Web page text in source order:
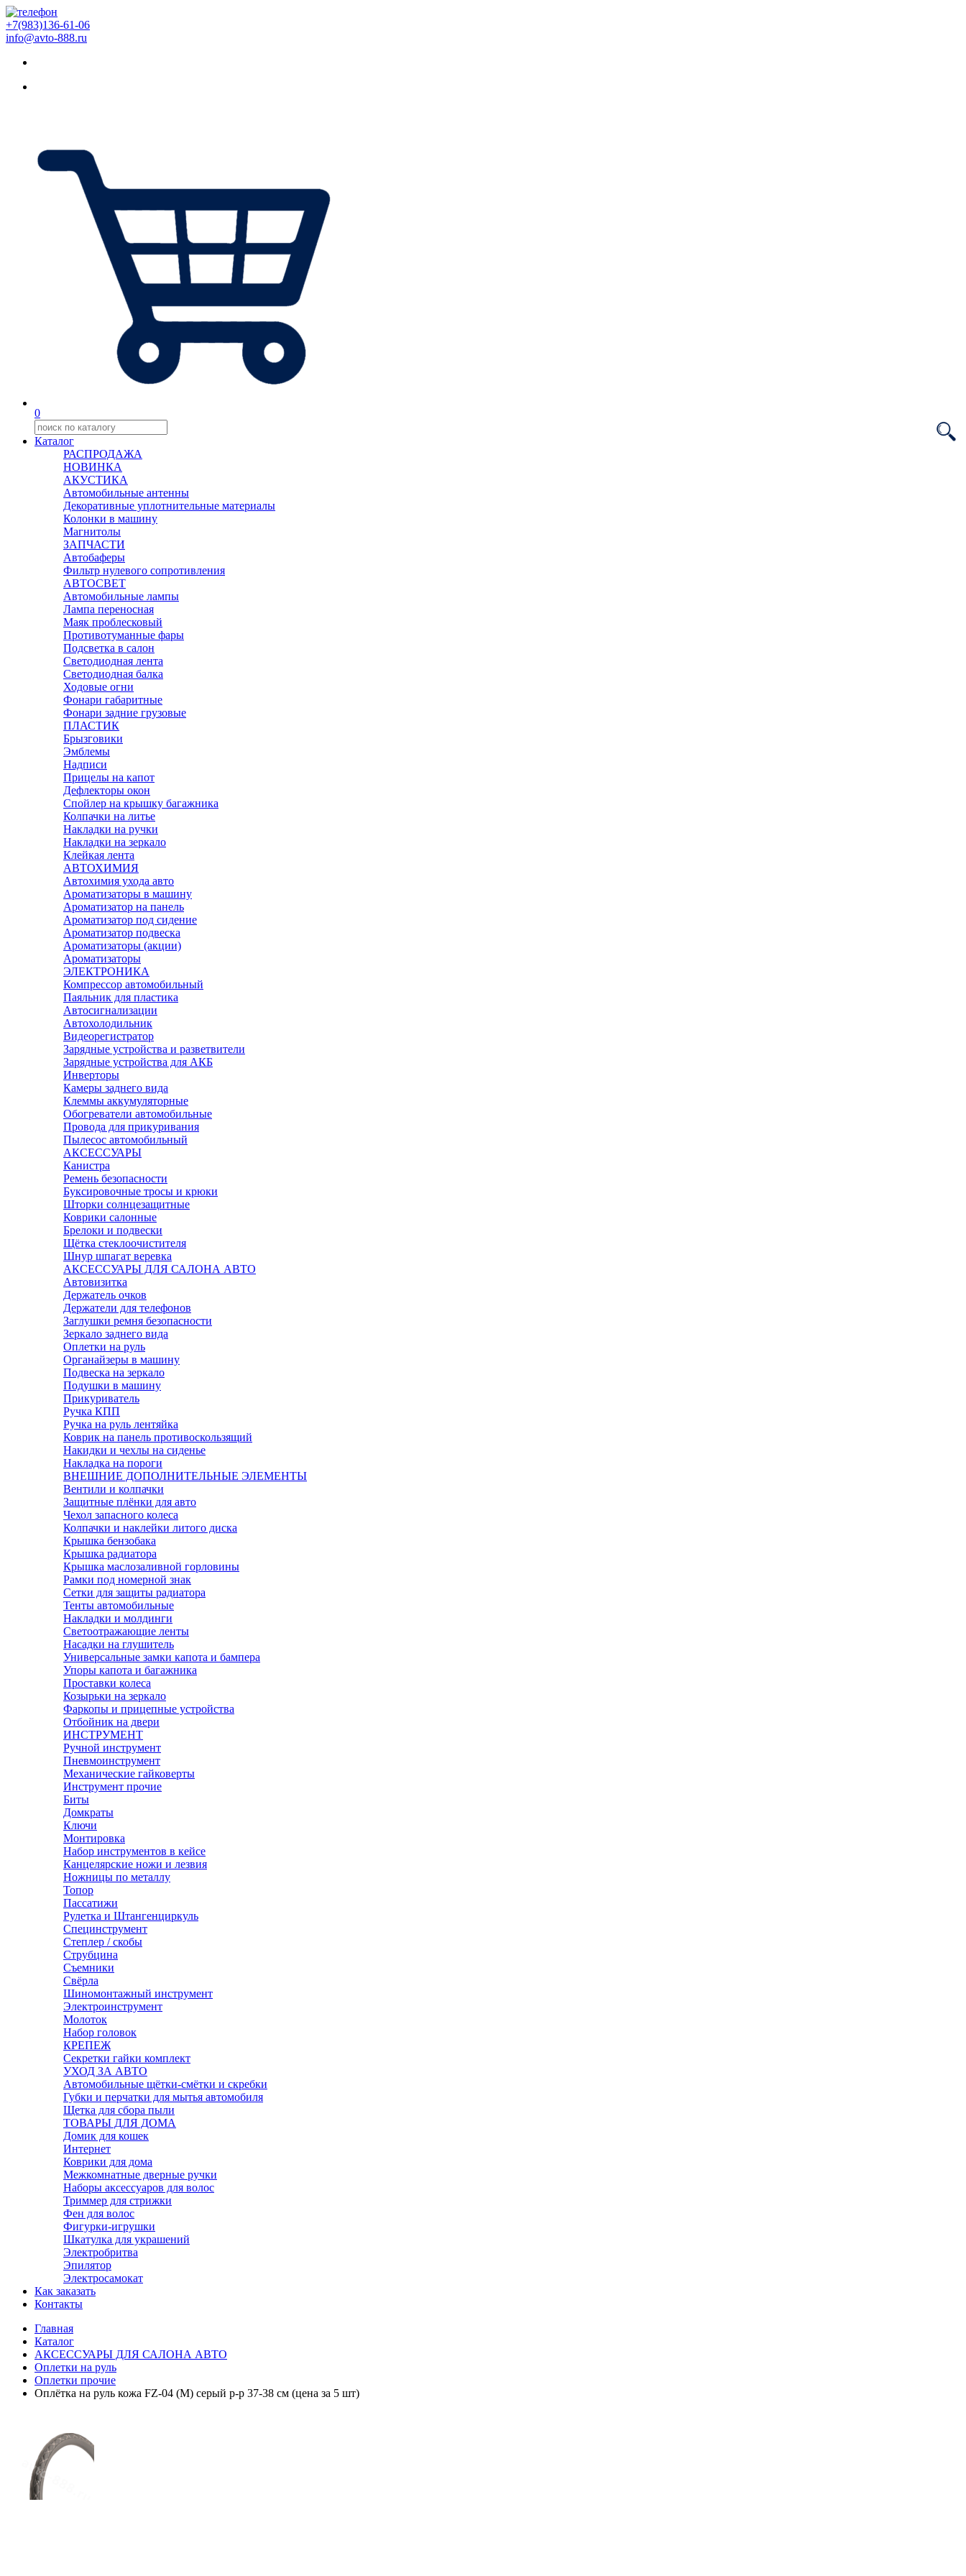
+7(983)136-61-06
info@avto-888.ru
0
Каталог
РАСПРОДАЖА
НОВИНКА
АКУСТИКА
Автомобильные антенны
Декоративные уплотнительные материалы
Колонки в машину
Магнитолы
ЗАПЧАСТИ
Автобаферы
Фильтр нулевого сопротивления
АВТОСВЕТ
Автомобильные лампы
Лампа переносная
Маяк проблесковый
Противотуманные фары
Подсветка в салон
Светодиодная лента
Светодиодная балка
Ходовые огни
Фонари габаритные
Фонари задние грузовые
ПЛАСТИК
Брызговики
Эмблемы
Надписи
Прицелы на капот
Дефлекторы окон
Спойлер на крышку багажника
Колпачки на литье
Накладки на ручки
Накладки на зеркало
Клейкая лента
АВТОХИМИЯ
Автохимия ухода авто
Ароматизаторы в машину
Ароматизатор на панель
Ароматизатор под сидение
Ароматизатор подвеска
Ароматизаторы (акции)
Ароматизаторы
ЭЛЕКТРОНИКА
Компрессор автомобильный
Паяльник для пластика
Автосигнализации
Автохолодильник
Видеорегистратор
Зарядные устройства и разветвители
Зарядные устройства для АКБ
Инверторы
Камеры заднего вида
Клеммы аккумуляторные
Обогреватели автомобильные
Провода для прикуривания
Пылесос автомобильный
АКСЕССУАРЫ
Канистра
Ремень безопасности
Буксировочные тросы и крюки
Шторки солнцезащитные
Коврики салонные
Брелоки и подвески
Щётка стеклоочистителя
Шнур шпагат веревка
АКСЕССУАРЫ ДЛЯ САЛОНА АВТО
Автовизитка
Держатель очков
Держатели для телефонов
Заглушки ремня безопасности
Зеркало заднего вида
Оплетки на руль
Органайзеры в машину
Подвеска на зеркало
Подушки в машину
Прикуриватель
Ручка КПП
Ручка на руль лентяйка
Коврик на панель противоскользящий
Накидки и чехлы на сиденье
Накладка на пороги
ВНЕШНИЕ ДОПОЛНИТЕЛЬНЫЕ ЭЛЕМЕНТЫ
Вентили и колпачки
Защитные плёнки для авто
Чехол запасного колеса
Колпачки и наклейки литого диска
Крышка бензобака
Крышка радиатора
Крышка маслозаливной горловины
Рамки под номерной знак
Сетки для защиты радиатора
Тенты автомобильные
Накладки и молдинги
Светоотражающие ленты
Насадки на глушитель
Универсальные замки капота и бампера
Упоры капота и багажника
Проставки колеса
Козырьки на зеркало
Фаркопы и прицепные устройства
Отбойник на двери
ИНСТРУМЕНТ
Ручной инструмент
Пневмоинструмент
Механические гайковерты
Инструмент прочиe
Биты
Домкраты
Ключи
Монтировка
Набор инструментов в кейсе
Канцелярские ножи и лезвия
Ножницы по металлу
Топор
Пассатижи
Рулетка и Штангенциркуль
Специнструмент
Степлер / скобы
Струбцина
Съемники
Свёрла
Шиномонтажный инструмент
Электроинструмент
Молоток
Набор головок
КРЕПЕЖ
Секретки гайки комплект
УХОД ЗА АВТО
Автомобильные щётки-смётки и скребки
Губки и перчатки для мытья автомобиля
Щетка для сбора пыли
ТОВАРЫ ДЛЯ ДОМА
Домик для кошек
Интернет
Коврики для дома
Межкомнатные дверные ручки
Наборы аксессуаров для волос
Триммер для стрижки
Фен для волос
Фигурки-игрушки
Шкатулка для украшений
Электробритва
Эпилятор
Электросамокат
Как заказать
Контакты
Главная
Каталог
АКСЕССУАРЫ ДЛЯ САЛОНА АВТО
Оплетки на руль
Оплетки прочиe
Оплётка на руль кожа FZ-04 (M) серый р-р 37-38 см (цена за 5 шт)